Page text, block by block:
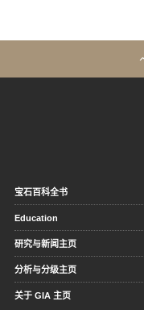
宝石百科全书
Education
研究与新闻主页
分析与分级主页
关于 GIA 主页